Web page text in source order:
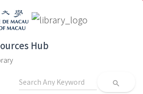
Hub
search